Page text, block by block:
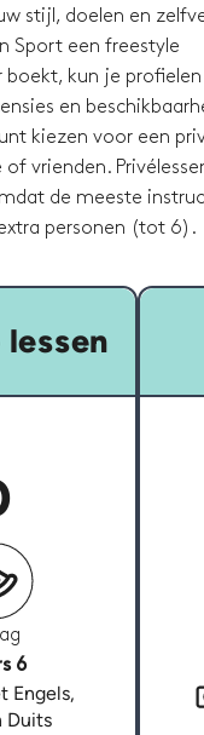
stijl, doelen en
Sport een freestyle
boekt, kun je
en
kiezen voor een
vrienden.
de meeste
personen (tot 6).
6
Engels,
Duits